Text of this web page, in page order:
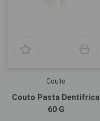
Couto
Couto Pasta Dentifrica
60 G